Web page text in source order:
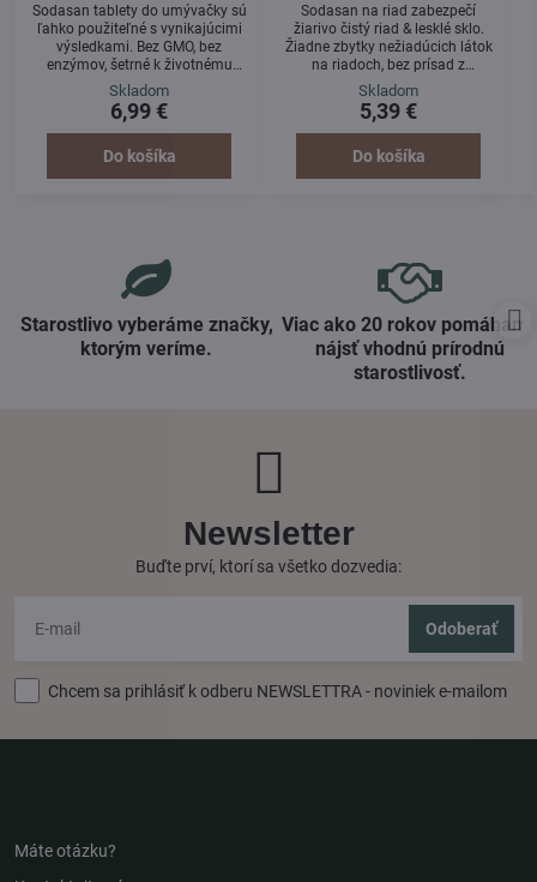
Sodasan tablety do umývačky sú
ľahko použiteľné s vynikajúcimi
výsledkami. Bez GMO, bez
enzýmov, šetrné k životnému
prostrediu a sú alternatívou ku
konvenčným produktov. Bez
fosfátov a chlóru. Žiarivo čistý
riad pomocou aktívnych kyselín.
Neobsahuje látky z
Skladom
6,99 €
Do košíka
Sodasan na riad zabezpečí
žiarivo čistý riad & lesklé sklo.
Žiadne zbytky nežiadúcich látok
na riadoch, bez prísad z
petrochemického priemyslu, bez
farbív a konzervačných látok, so
sviežou vôňou citrónu.
Skladom
5,39 €
Do košíka
Starostlivo vyberáme značky,
ktorým veríme​.
Viac ako 20 rokov
nájsť vhodnú prírodnú
starostlivosť​.
Newsletter
Buďte prví, ktorí sa všetko dozvedia:
Odoberať
Chcem sa prihlásiť k odberu NEWSLETTRA - noviniek e-mailom
Máte otázku?